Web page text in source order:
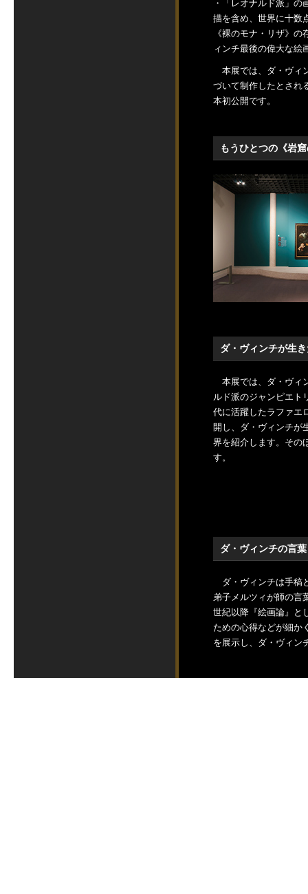
・「レオナルド派」
描を含め、世界に十数
《裸のモナ・リザ》
ィンチ最後の偉大な絵
本展では、ダ・ヴィ
づいて制作したとされ
本初公開です。
もうひとつの《岩
ダ・ヴィンチが生
本展では、ダ・ヴィ
ルド派のジャンピエト
代に活躍したラファエ
開し、ダ・ヴィンチが
界を紹介します。その
す。
ダ・ヴィンチの言
ダ・ヴィンチは手稿
弟子メルツィが師の言
世紀以降『絵画論』と
ための心得などが細か
を展示し、ダ・ヴィン